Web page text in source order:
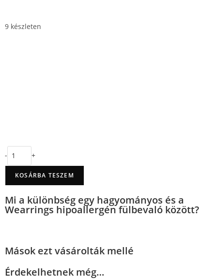
9 készleten
- +
KOSÁRBA TESZEM
Mi a különbség egy hagyományos és a
Wearrings hipoallergén fülbevaló között?
Mások ezt vásárolták mellé
Érdekelhetnek még…